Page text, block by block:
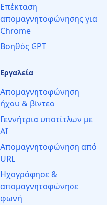
Επέκταση
απομαγνητοφώνησης για
Chrome
Βοηθός GPT
Εργαλεία
Απομαγνητοφώνηση
ήχου & βίντεο
Γεννήτρια υποτίτλων με
AI
Απομαγνητοφώνηση από
URL
Ηχογράφησε &
απομαγνητοφώνησε
φωνή